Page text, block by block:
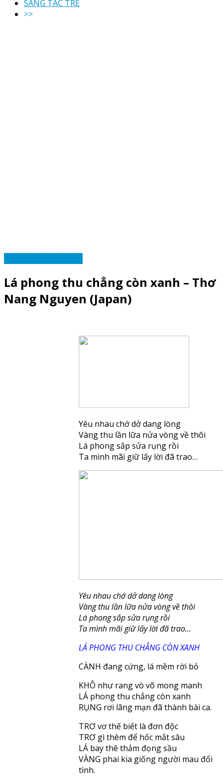
SÁNG TÁC TRẺ
>>
Lá phong thu chẳng còn xanh – Thơ
Nang Nguyen (Japan)
Yêu nhau chớ dở dang lòng
Vàng thu lần lữa nửa vòng về thôi
Lá phong sắp sửa rụng rồi
Ta mình mãi giữ lấy lời đã trao…
Yêu nhau chớ dở dang lòng
Vàng thu lần lữa nửa vòng về thôi
Lá phong sắp sửa rụng rồi
Ta mình mãi giữ lấy lời đã trao…
LÁ PHONG THU CHẲNG CÒN XANH
CÀNH đang cứng, lá mềm rời bỏ
KHÔ như rang vò võ mong manh
LÁ phong thu chẳng còn xanh
RỤNG rơi lãng mạn đã thành bài ca.
TRƠ vơ thế biết là đơn độc
TRƠ gì thêm để hốc mắt sâu
LÁ bay thê thảm đọng sầu
VÀNG phai kia giống người mau đổi
tình.